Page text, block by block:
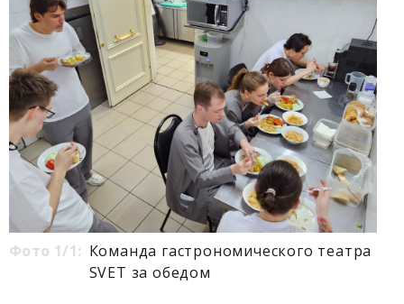
Фото 1/1: Команда гастрономического театра
SVET за обедом